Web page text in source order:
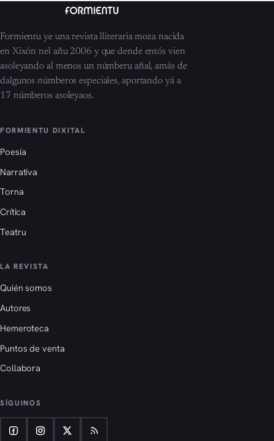
Formientu ye una revista lliteraria moza nacida
en Xixón nel añu 2006 y que dende entós vien
asoleyando al menos un númberu añal, amás de
dalgunos númberos especiales, aportando yá a
17 númberos asoleyaos.
FORMIENTU DIXITAL
Poesía
Narrativa
Torna
Crítica
Teatru
LA REVISTA
Quién somos
Autores
Hemeroteca
Puntos de venta
Collabora
SÍGUINOS